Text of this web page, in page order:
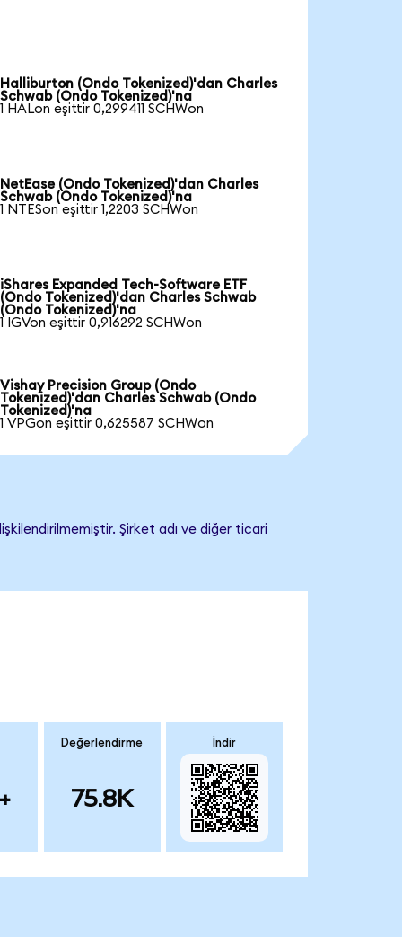
Halliburton (Ondo Tokenized)'dan Charles
Schwab (Ondo Tokenized)'na
1 HALon eşittir 0,299411 SCHWon
NetEase (Ondo Tokenized)'dan Charles
Schwab (Ondo Tokenized)'na
1 NTESon eşittir 1,2203 SCHWon
iShares Expanded Tech-Software ETF
(Ondo Tokenized)'dan Charles Schwab
(Ondo Tokenized)'na
1 IGVon eşittir 0,916292 SCHWon
Vishay Precision Group (Ondo
Tokenized)'dan Charles Schwab (Ondo
Tokenized)'na
1 VPGon eşittir 0,625587 SCHWon
Şirket adı ve diğer ticari
Değerlendirme
75.8K
İndir